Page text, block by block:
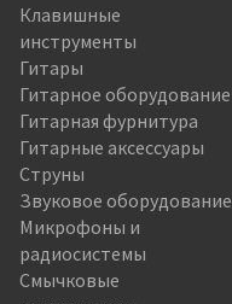
Клавишные
инструменты
Гитары
Гитарное оборудование
Гитарная фурнитура
Гитарные аксессуары
Струны
Звуковое оборудование
Микрофоны и
радиосистемы
Смычковые